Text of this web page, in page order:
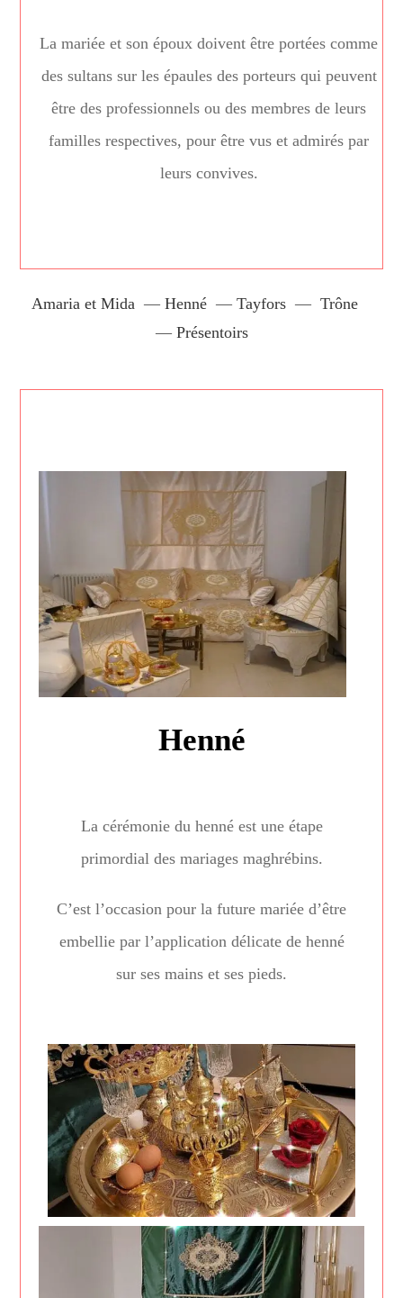
La mariée et son époux doivent être portées comme
des sultans sur les épaules des porteurs qui peuvent
être des professionnels ou des membres de leurs
familles respectives, pour être vus et admirés par
leurs convives.
Amaria et Mida — Henné — Tayfors — Trône
— Présentoirs
Henné
La cérémonie du henné est une étape
primordial des mariages maghrébins.
C’est l’occasion pour la future mariée d’être
embellie par l’application délicate de henné
sur ses mains et ses pieds.